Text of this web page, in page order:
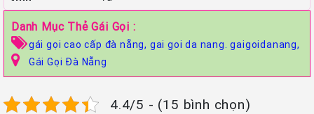
Danh Mục Thẻ Gái Gọi :
gái gọi cao cấp đà nẵng, gai goi da nang. gaigoidanang,
Gái Gọi Đà Nẵng
4.4/5 - (15 bình chọn)